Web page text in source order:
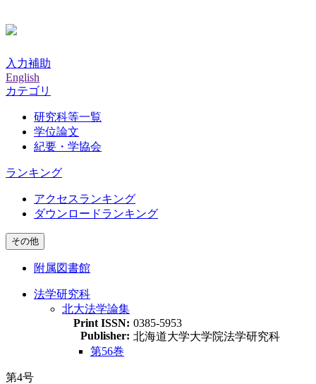
入力補助
English
カテゴリ
研究科等一覧
学位論文
紀要・学協会
ランキング
アクセスランキング
ダウンロードランキング
その他
附属図書館
法学研究科
北大法学論集
Print ISSN: 0385-5953
Publisher: 北海道大学大学院法学研究科
第56巻
第4号